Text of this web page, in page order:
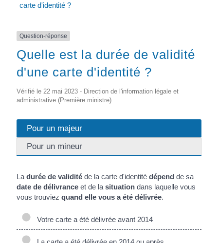
carte d'identité ?
Question-réponse
Quelle est la durée de validité
d'une carte d'identité ?
Vérifié le 22 mai 2023 - Direction de l'information légale et
administrative (Première ministre)
Pour un majeur
Pour un mineur
La durée de validitéde la carte d'identité dépend de sa
date de délivranceet de la situationdans laquelle vous
vous trouviez quand elle vous a été délivrée.
Votre carte a été délivrée avant 2014